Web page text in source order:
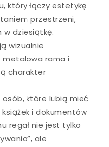
który łączy estetykę
przestrzeni,
w dziesiątkę.
wizualnie
metalowa rama i
charakter
które lubią mieć
i dokumentów
regał nie jest tylko
ale